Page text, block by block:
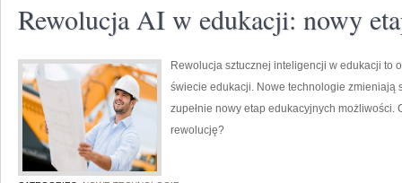
Rewolucja AI w edukacji: nowy
Rewolucja sztucznej inteligencji w edukacji to
świecie edukacji. Nowe technologie zmieniają
zupełnie nowy etap edukacyjnych możliwości.
rewolucję?